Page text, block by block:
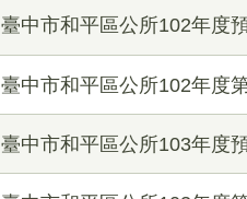
臺中市和平區公所102年度
臺中市和平區公所102年度
臺中市和平區公所103年度